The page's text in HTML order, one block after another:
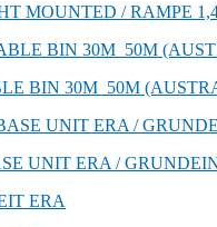
MOUNTED / RAMPE
BIN 30M_50M
UNIT ERA /